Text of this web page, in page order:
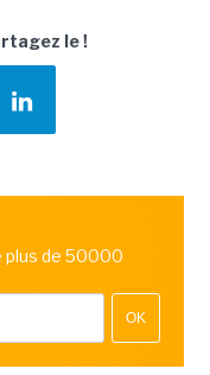
le !
plus de 50000
OK